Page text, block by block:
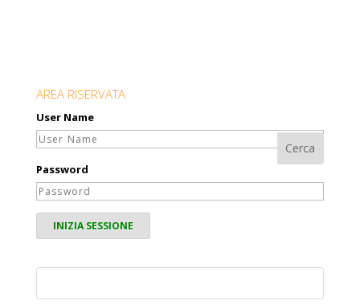
AREA RISERVATA
User Name
Password